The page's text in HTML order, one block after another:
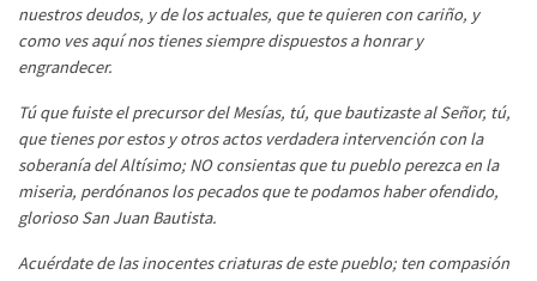
nuestros deudos, y de los actuales, que te quieren con cariño, y
como ves aquí nos tienes siempre dispuestos a honrar y
engrandecer.
Tú que fuiste el precursor del Mesías, tú, que bautizaste al Señor, tú,
que tienes por estos y otros actos verdadera intervención con la
soberanía del Altísimo; NO consientas que tu pueblo perezca en la
miseria, perdónanos los pecados que te podamos haber ofendido,
glorioso San Juan Bautista.
Acuérdate de las inocentes criaturas de este pueblo; ten compasión